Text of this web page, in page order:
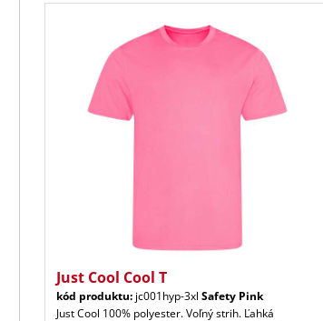
Just Cool Cool T
kód produktu: jc001hyp-3xl Safety Pink
Just Cool 100% polyester. Voľný strih. Ľahká